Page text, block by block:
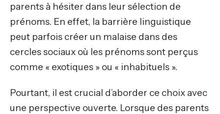
parents à hésiter dans leur sélection de
prénoms. En effet, la barrière linguistique
peut parfois créer un malaise dans des
cercles sociaux où les prénoms sont perçus
comme « exotiques » ou « inhabituels ».
Pourtant, il est crucial d’aborder ce choix avec
une perspective ouverte. Lorsque des parents